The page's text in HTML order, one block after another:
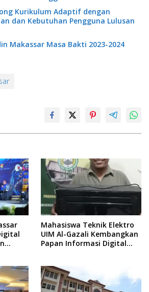
Kurikulum Adaptif dengan
dan Kebutuhan Pengguna Lulusan
Makassar Masa Bakti 2023-2024
Mahasiswa Teknik Elektro
UIM Al-Gazali Kembangkan
Papan Informasi Digital